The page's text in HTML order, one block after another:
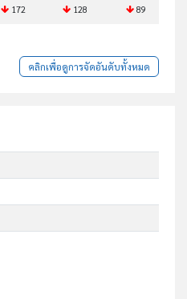
172 128 89
คลิกเพื่อดูการจัดอันดับทั้งหมด